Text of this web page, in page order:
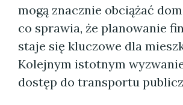
mogą znacznie obciążać
co sprawia, że planowanie
staje się kluczowe dla
Kolejnym istotnym
dostęp do transportu